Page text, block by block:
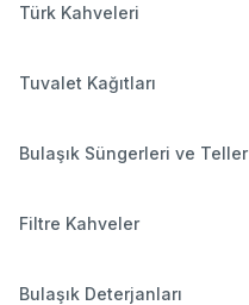
Türk Kahveleri
Tuvalet Kağıtları
Bulaşık Süngerleri ve Teller
Filtre Kahveler
Bulaşık Deterjanları